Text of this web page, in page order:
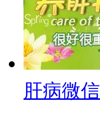
肝病微